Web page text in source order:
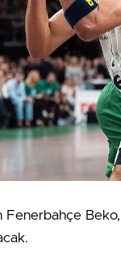
Beko,